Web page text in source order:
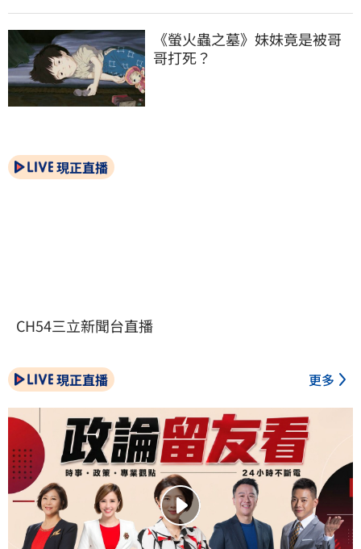
《螢火蟲之墓》妹妹竟是被哥
哥打死？
現正直播
CH54三立新聞台直播
現正直播 更多